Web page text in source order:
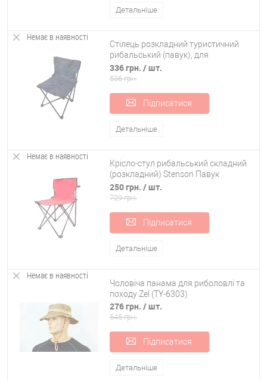
Детальніше
Немає в наявності
Стілець розкладний туристичний
рибальський (павук), для
риболовлі, пікніка зі спинкою
45*45*70см Stenson (MH-3069L)
336 грн. / шт.
536 грн.
Підписатися
Детальніше
Немає в наявності
Крісло-стул рибальський складний
(розкладний) Stenson Павук
(R28838)
250 грн. / шт.
729 грн.
Підписатися
Детальніше
Немає в наявності
Чоловіча панама для риболовлі та
походу Zel (TY-6303)
276 грн. / шт.
545 грн.
Підписатися
Детальніше